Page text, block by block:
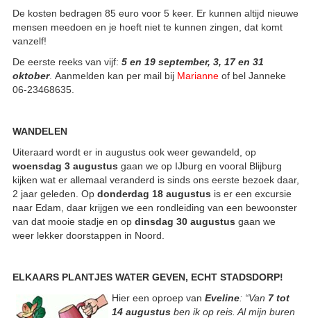
De kosten bedragen 85 euro voor 5 keer. Er kunnen altijd nieuwe
mensen meedoen en je hoeft niet te kunnen zingen, dat komt
vanzelf!
De eerste reeks van vijf: 5 en 19 september, 3, 17 en 31
oktober. Aanmelden kan per mail bij Marianne of bel Janneke
06-23468635.
WANDELEN
Uiteraard wordt er in augustus ook weer gewandeld, op
woensdag 3 augustus gaan we op IJburg en vooral Blijburg
kijken wat er allemaal veranderd is sinds ons eerste bezoek daar,
2 jaar geleden. Op donderdag 18 augustus is er een excursie
naar Edam, daar krijgen we een rondleiding van een bewoonster
van dat mooie stadje en op dinsdag 30 augustus gaan we
weer lekker doorstappen in Noord.
ELKAARS PLANTJES WATER GEVEN, ECHT STADSDORP!
Hier een oproep van Eveline: “Van 7 tot
14 augustus ben ik op reis. Al mijn buren